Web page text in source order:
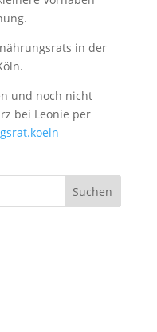
in der
und noch nicht
bei Leonie per